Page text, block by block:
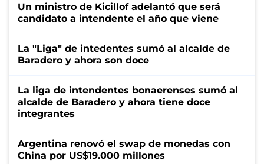
Un ministro de Kicillof adelantó que será
candidato a intendente el año que viene
La "Liga" de intedentes sumó al alcalde de
Baradero y ahora son doce
La liga de intendentes bonaerenses sumó al
alcalde de Baradero y ahora tiene doce
integrantes
Argentina renovó el swap de monedas con
China por US$19.000 millones